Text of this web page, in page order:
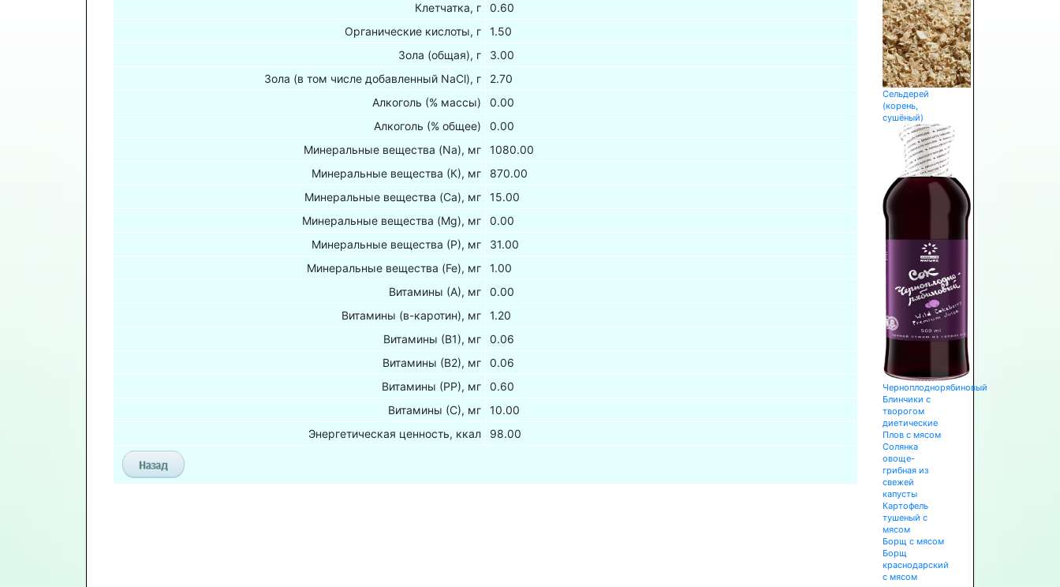
Клетчатка, г
0.60
Органические кислоты, г
1.50
Зола (общая), г
3.00
Зола (в том числе добавленный NaCl), г
2.70
Алкоголь (% массы)
0.00
Алкоголь (% общее)
0.00
Минеральные вещества (Na), мг
1080.00
Минеральные вещества (К), мг
870.00
Минеральные вещества (Са), мг
15.00
Минеральные вещества (Mg), мг
0.00
Минеральные вещества (Р), мг
31.00
Минеральные вещества (Fe), мг
1.00
Витамины (А), мг
0.00
Витамины (в-каротин), мг
1.20
Витамины (В1), мг
0.06
Витамины (В2), мг
0.06
Витамины (РР), мг
0.60
Витамины (С), мг
10.00
Энергетическая ценность, ккал
98.00
Сельдерей
(корень,
сушёный)
Черноплоднорябиновый
Блинчики с
творогом
диетические
Плов с мясом
Солянка
овоще-
грибная из
свежей
капусты
Картофель
тушеный с
мясом
Борщ с мясом
Борщ
краснодарский
с мясом